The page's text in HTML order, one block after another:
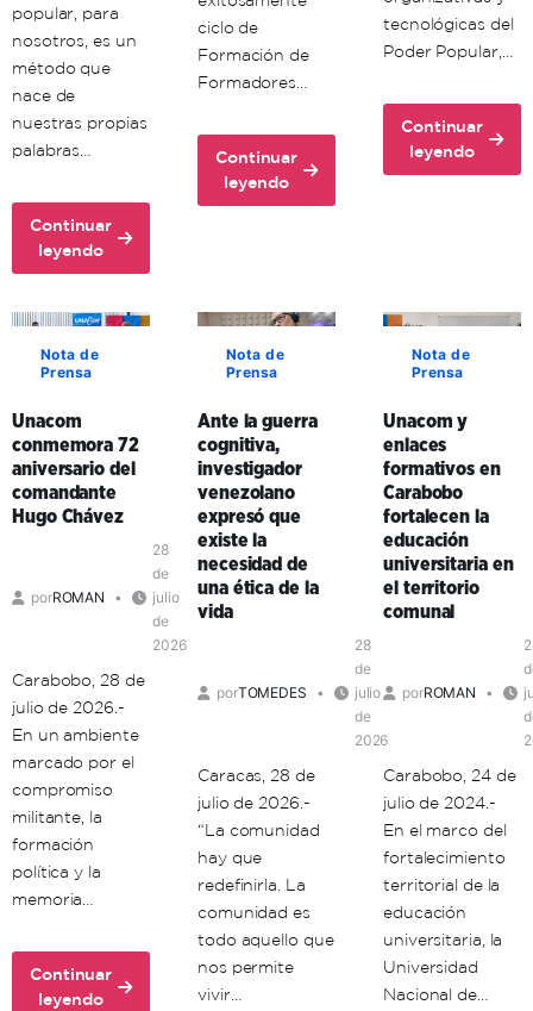
popular, para
nosotros, es un
método que
nace de
nuestras propias
palabras…
Continuar
leyendo
about
Comuna
Simón
Bolívar
adopta
comunicación
popular
como
clave
de
en
ciclo de
Formación de
Formadores…
Continuar
leyendo
about
Unacon
de
Formación
de
en
Mérida
tecnológicas del
Poder Popular,…
Continuar
leyendo
about
Unacom
de
sus
formadores
Aragua
y
Carabobo
Nota de
Prensa
Unacom
conmemora 72
aniversario del
comandante
Hugo Chávez
porROMAN
28
de
julio
de
2026
Carabobo, 28 de
julio de 2026.-
En un ambiente
marcado por el
compromiso
militante, la
formación
política y la
memoria…
Continuar
leyendo
about
Nota de
Prensa
Ante la guerra
cognitiva,
investigador
venezolano
expresó que
existe la
necesidad de
una ética de la
vida
porTOMEDES
28
de
julio
de
2026
Caracas, 28 de
julio de 2026.-
“La comunidad
hay que
redefinirla. La
comunidad es
todo aquello que
nos permite
vivir…
Nota de
Prensa
Unacom y
enlaces
formativos en
Carabobo
fortalecen la
educación
universitaria en
el territorio
comunal
porROMAN
Carabobo, 24 de
julio de 2024.-
En el marco del
fortalecimiento
territorial de la
educación
universitaria, la
Universidad
Nacional de…